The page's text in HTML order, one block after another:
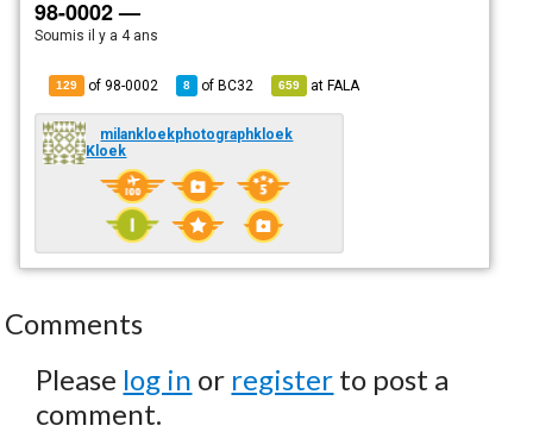
98-0002 —
Soumisil y a 4 ans
129 of 98-0002 8 ofBC32 659 atFALA
milankloekphotographkloek
Kloek
Comments
Please log in or register to post a
comment.